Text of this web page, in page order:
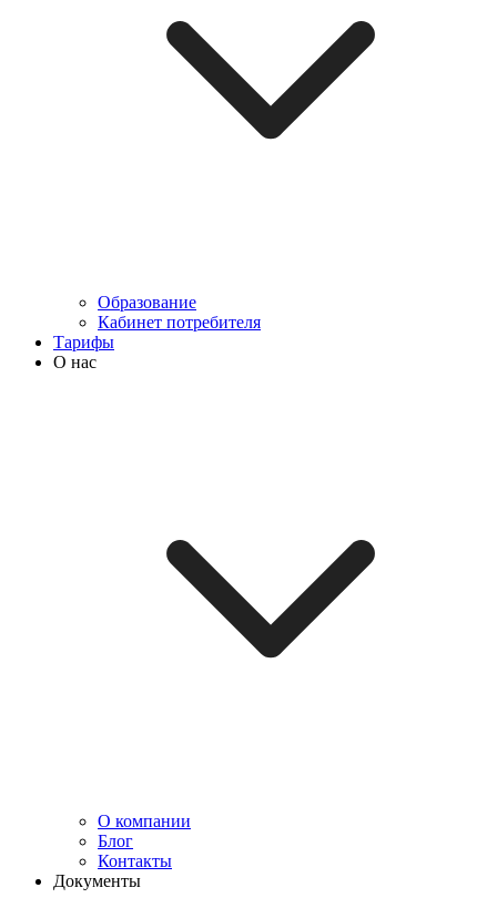
Образование
Кабинет потребителя
Тарифы
О нас
О компании
Блог
Контакты
Документы